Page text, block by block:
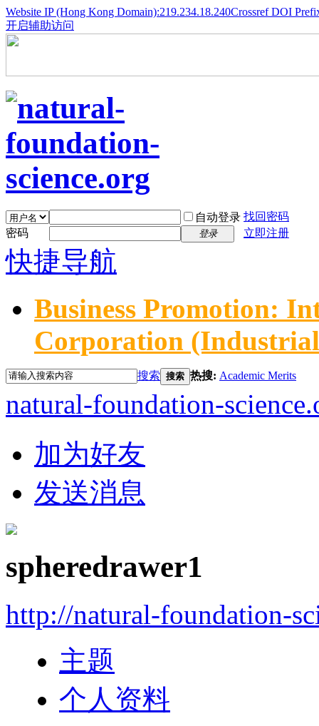
Website IP (Hong Kong Domain):219.234.18.240Crossref DOI
开启辅助访问
自动登录 找回密码
密码
登录 立即注册
快捷导航
Business Promotion:
Corporation
搜索 搜索 热搜: Academic Merits
natural-foundation-
加为好友
发送消息
spheredrawer1
http://natural-foundation-
主题
个人资料